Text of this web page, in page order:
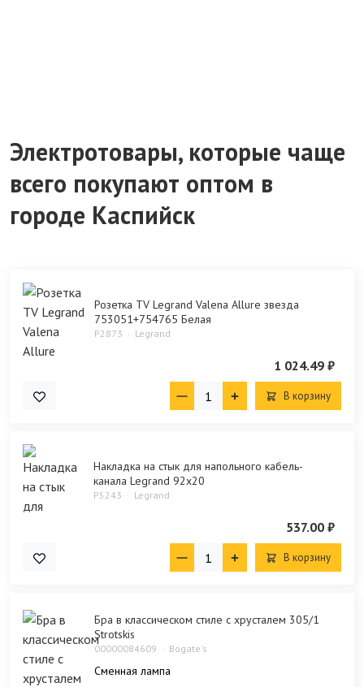
Электротовары, которые чаще
всего покупают оптом в
городе Каспийск
Розетка TV Legrand Valena Allure звезда
753051+754765 Белая
P2873 Legrand
1 024.49 ₽
В корзину
Накладка на стык для напольного кабель-
канала Legrand 92x20
P5243 Legrand
537.00 ₽
В корзину
Бра в классическом стиле с хрусталем 305/1
Strotskis
00000084609 Bogate's
Сменная лампа